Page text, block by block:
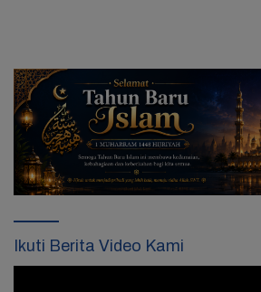
Ikuti Berita Video Kami